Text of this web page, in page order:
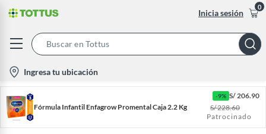
Inicia sesión
0
c
c
a
Ingresa tu ubicación
Fórmula Infantil Enfagrow Promental Caja 2.2 Kg
-9% S/206.90
S/228.60
Patrocinado